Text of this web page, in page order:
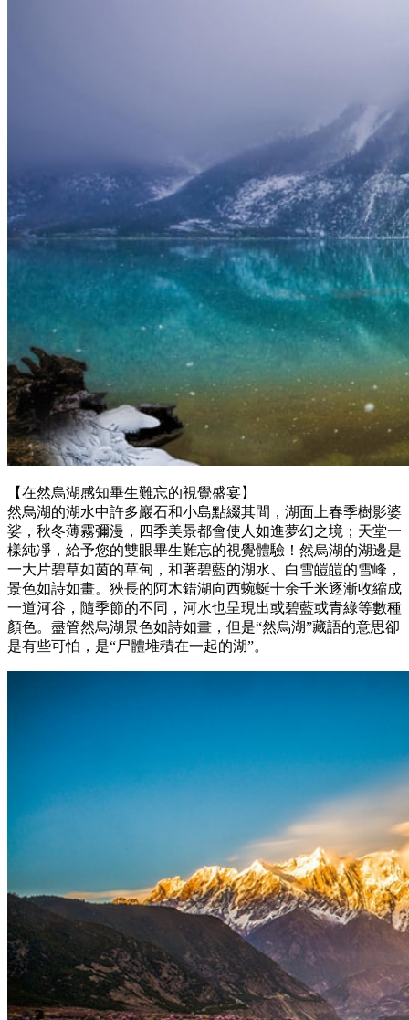
【在然烏湖感知畢生難忘的視覺盛宴】
然烏湖的湖水中許多巖石和小島點綴其間，湖面上春季樹影婆
娑，秋冬薄霧彌漫，四季美景都會使人如進夢幻之境；天堂一
樣純凈，給予您的雙眼畢生難忘的視覺體驗！然烏湖的湖邊是
一大片碧草如茵的草甸，和著碧藍的湖水、白雪皚皚的雪峰，
景色如詩如畫。狹長的阿木錯湖向西蜿蜒十余千米逐漸收縮成
一道河谷，隨季節的不同，河水也呈現出或碧藍或青綠等數種
顏色。盡管然烏湖景色如詩如畫，但是“然烏湖”藏語的意思卻
是有些可怕，是“尸體堆積在一起的湖”。